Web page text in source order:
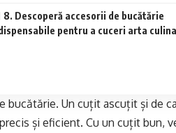
8. Descoperă accesorii de bucătărie
pentru a cuceri arta
bucătărie. Un cuțit ascuțit și de
și eficient. Cu un cuțit bun,